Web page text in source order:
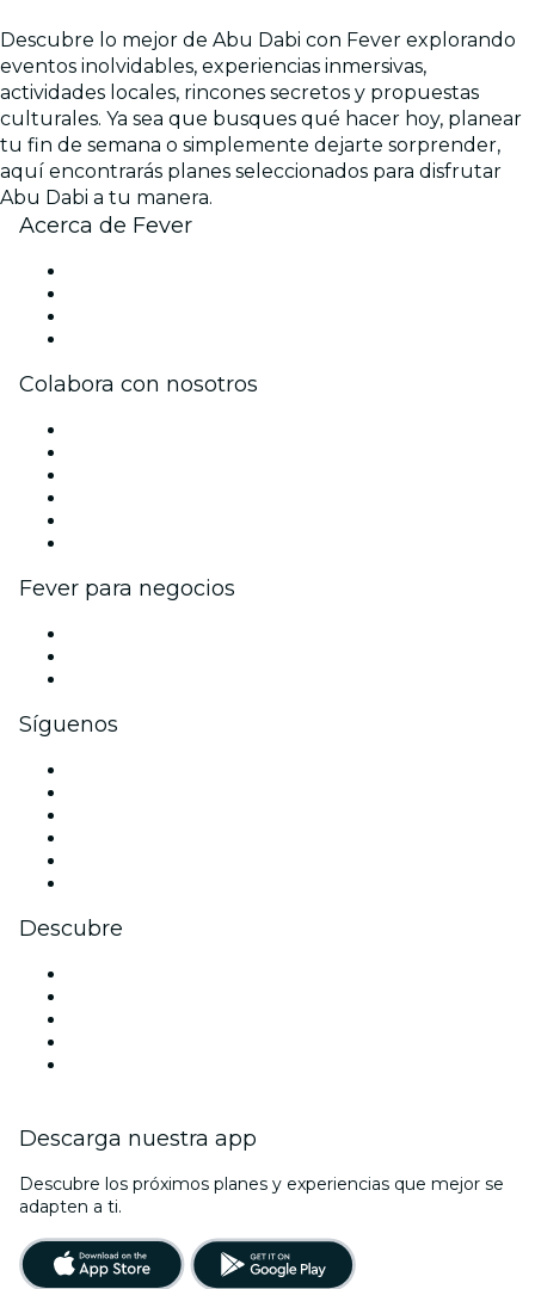
Descubre lo mejor de Abu Dabi con Fever explorando
eventos inolvidables, experiencias inmersivas,
actividades locales, rincones secretos y propuestas
culturales. Ya sea que busques qué hacer hoy, planear
tu fin de semana o simplemente dejarte sorprender,
aquí encontrarás planes seleccionados para disfrutar
Abu Dabi a tu manera.
Acerca de Fever
Colabora con nosotros
Fever para negocios
Síguenos
Descubre
Descarga nuestra app
Descubre los próximos planes y experiencias que mejor se
adapten a ti.